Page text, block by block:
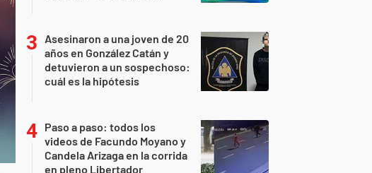
Asesinaron a una joven de 20
años en González Catán y
detuvieron a un sospechoso:
cuál es la hipótesis
Paso a paso: todos los
videos de Facundo Moyano y
Candela Arizaga en la corrida
en pleno Libertador